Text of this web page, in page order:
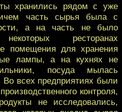
хранились рядом с уже
часть сырья была с
а на часть не было
ресторанах
помещения для хранения
лампы, а на кухнях не
посуда мылась
Во всех предприятиях были
контроля,
не исследовались,